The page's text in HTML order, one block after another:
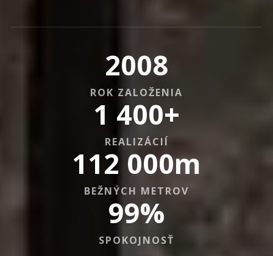
2008
ROK ZALOŽENIA
1 400+
REALIZÁCIÍ
112 000m
BEŽNÝCH METROV
99%
SPOKOJNOSŤ